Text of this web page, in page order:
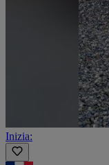
Inizia: